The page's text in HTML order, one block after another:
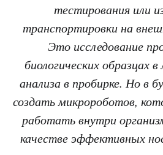
тестирования или
транспортировки на
Это исследование
биологических образцах
анализа в пробирке. Но в
создать микророботов,
работать внутри
качестве эффективных